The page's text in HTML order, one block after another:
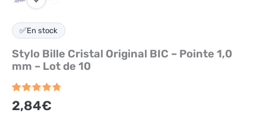
✅En stock
Stylo Bille Cristal Original BIC – Pointe 1,0
mm – Lot de 10
Noté 4.8
sur 5
8061
2,84€